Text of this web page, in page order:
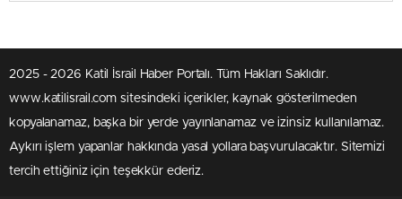
2025 - 2026 Katil İsrail Haber Portalı. Tüm Hakları Saklıdır.
www.katilisrail.com sitesindeki içerikler, kaynak gösterilmeden
kopyalanamaz, başka bir yerde yayınlanamaz ve izinsiz kullanılamaz.
Aykırı işlem yapanlar hakkında yasal yollara başvurulacaktır. Sitemizi
tercih ettiğiniz için teşekkür ederiz.